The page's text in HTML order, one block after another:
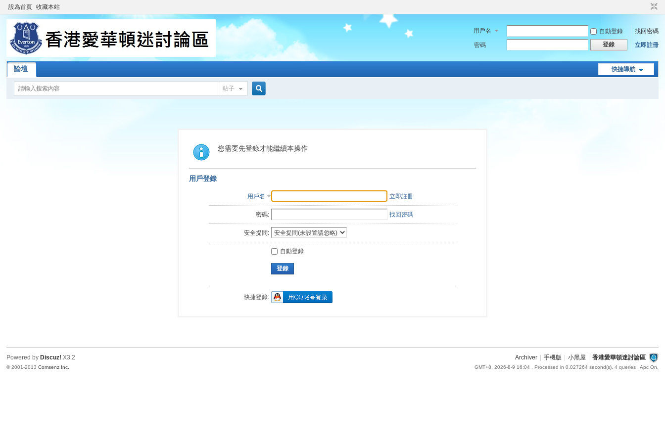
設為首頁 收藏本站
用戶名 自動登錄
找回密碼
密碼
登錄 立即註冊
快捷導航
論壇
帖子
索
您需要先登錄才能繼續本操作
用戶登錄
用戶名 立即註冊
密碼: 找回密碼
安全提問:
自動登錄
登錄
快捷登錄:
Archiver 手機版 小黑屋 香港愛華頓迷討論區
GMT+8, 2026-8-9 16:04, Processed in 0.027264 second(s), 4 queries , Apc On.
Powered by Discuz! X3.2
© 2001-2013Comsenz Inc.